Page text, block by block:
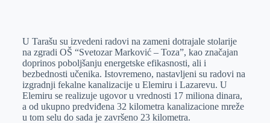
U Tarašu su izvedeni radovi na zameni dotrajale stolarije
na zgradi OŠ “Svetozar Marković – Toza”, kao značajan
doprinos poboljšanju energetske efikasnosti, ali i
bezbednosti učenika. Istovremeno, nastavljeni su radovi na
izgradnji fekalne kanalizacije u Elemiru i Lazarevu. U
Elemiru se realizuje ugovor u vrednosti 17 miliona dinara,
a od ukupno predviđena 32 kilometra kanalizacione mreže
u tom selu do sada je završeno 23 kilometra.